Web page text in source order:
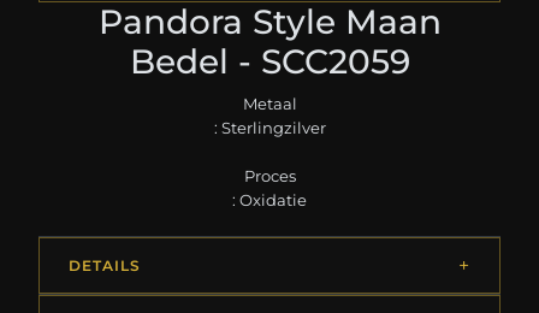
Pandora Style Maan
Bedel - SCC2059
Metaal
: Sterlingzilver
Proces
: Oxidatie
DETAILS